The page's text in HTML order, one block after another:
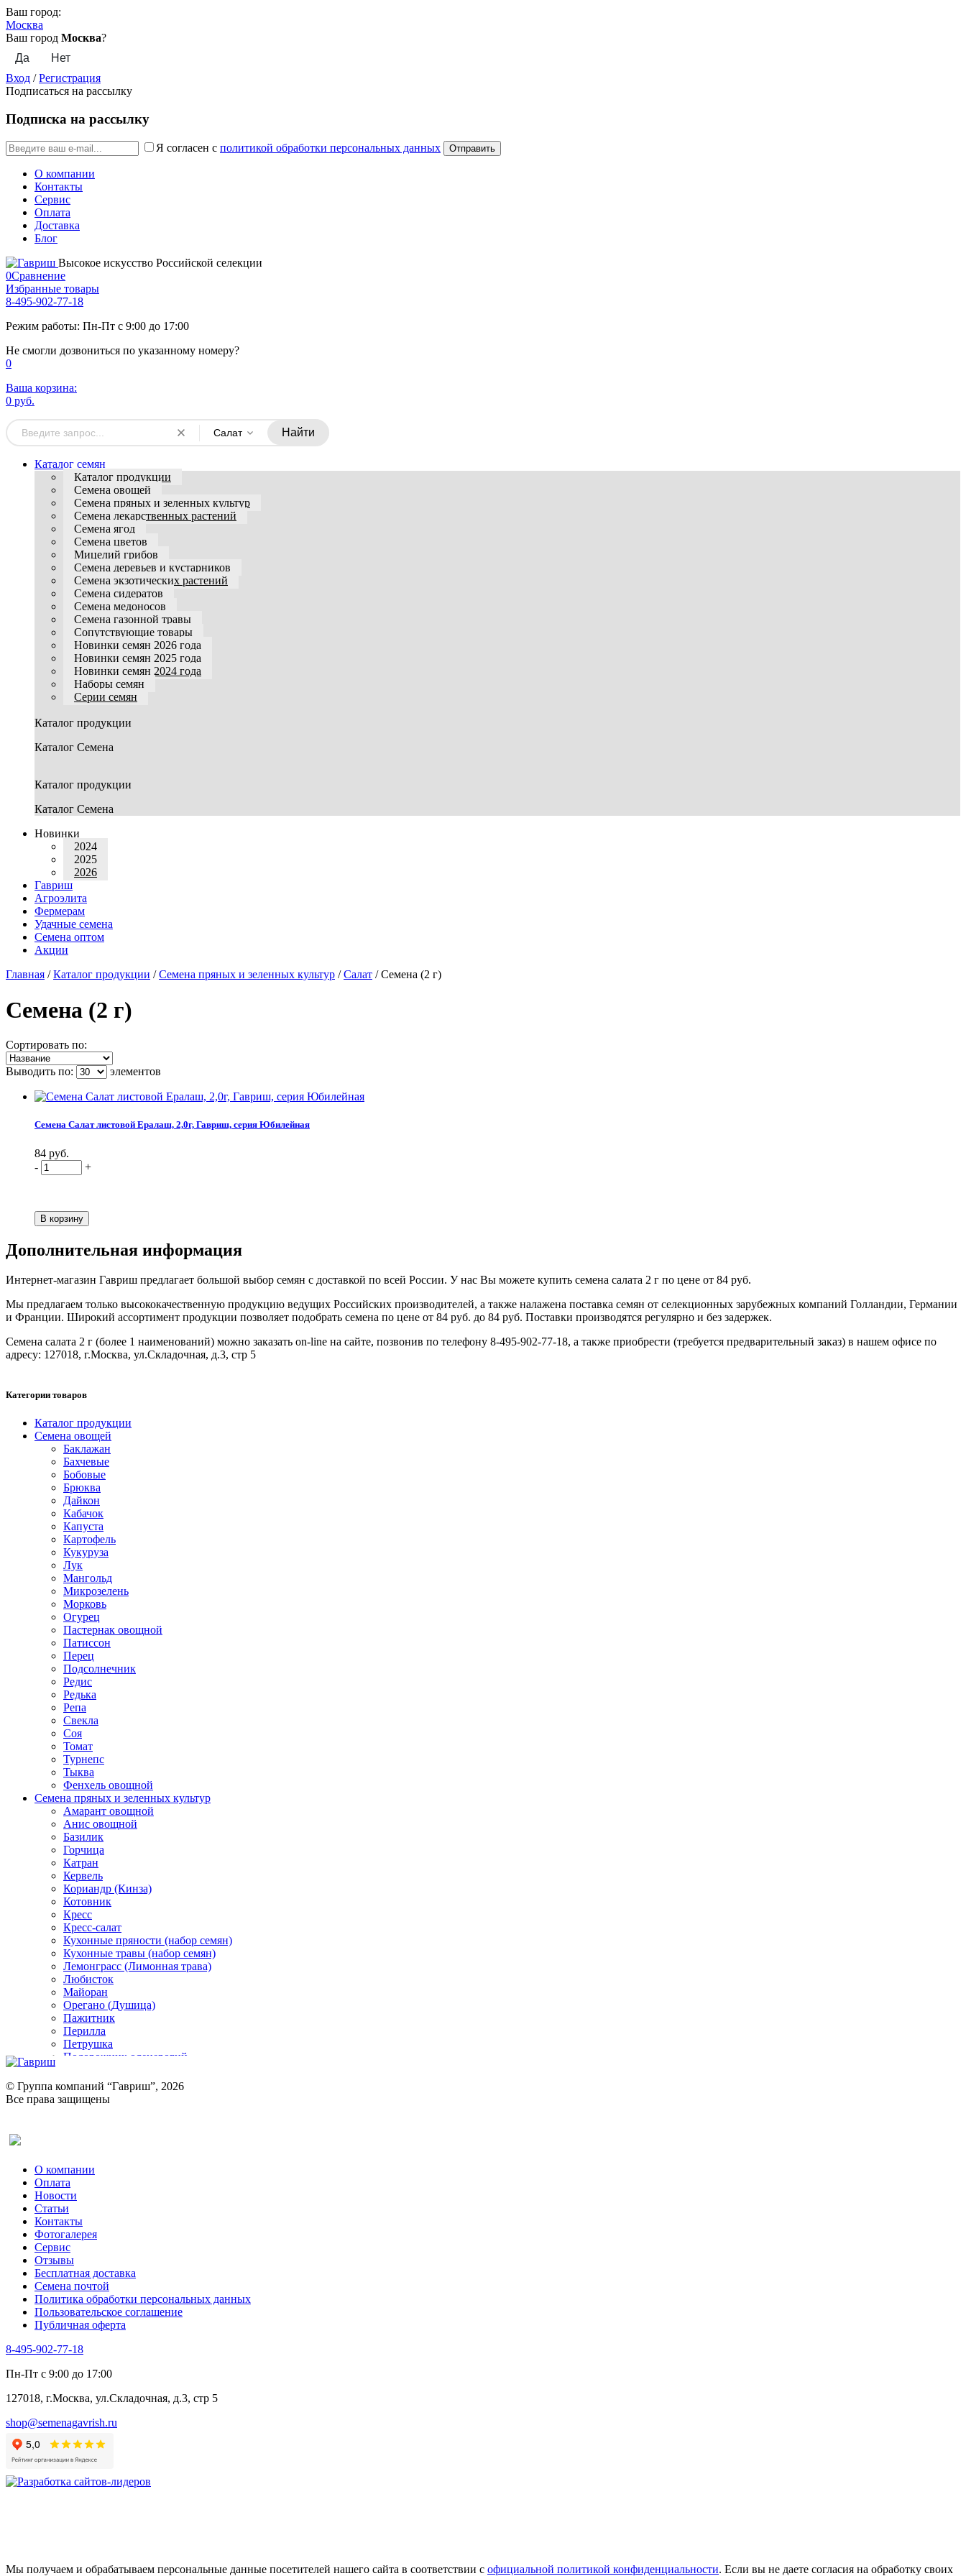
Ваш город:
Москва
Ваш город Москва?
Вход /Регистрация
Подписаться на рассылку
Подписка на рассылку
Я согласен с политикой обработки персональных данных
О компании
Контакты
Сервис
Оплата
Доставка
Блог
Высокое искусство Российской селекции
0Сравнение
Избранные товары
8-495-902-77-18
Режим работы: Пн-Пт с 9:00 до 17:00
Не смогли дозвониться по указанному номеру?
0
Ваша корзина:
0 руб.
Салат Найти
Каталог семян
Каталог продукции
Семена овощей
Семена пряных и зеленных культур
Семена лекарственных растений
Семена ягод
Семена цветов
Мицелий грибов
Семена деревьев и кустарников
Семена экзотических растений
Семена сидератов
Семена медоносов
Семена газонной травы
Сопутствующие товары
Новинки семян 2026 года
Новинки семян 2025 года
Новинки семян 2024 года
Наборы семян
Серии семян
Каталог продукции
Каталог Семена
Каталог продукции
Каталог Семена
Новинки
2024
2025
2026
Гавриш
Агроэлита
Фермерам
Удачные семена
Семена оптом
Акции
Главная /Каталог продукции /Семена пряных и зеленных культур /Салат /Семена (2 г)
Семена (2 г)
Сортировать по:
Выводить по: элементов
Семена Салат листовой Ералаш, 2,0г, Гавриш, серия Юбилейная
84 руб.
-
+
Дополнительная информация
Интернет-магазин Гавриш предлагает большой выбор семян с доставкой по всей России. У нас Вы можете купить семена салата 2 г по цене от 84 руб.
Мы предлагаем только высококачественную продукцию ведущих Российских производителей, а также налажена поставка семян от селекционных зарубежных компаний Голландии, Германии
и Франции. Широкий ассортимент продукции позволяет подобрать семена по цене от 84 руб. до 84 руб. Поставки производятся регулярно и без задержек.
Семена салата 2 г (более 1 наименований) можно заказать on-line на сайте, позвонив по телефону 8-495-902-77-18, а также приобрести (требуется предварительный заказ) в нашем офисе по
адресу: 127018, г.Москва, ул.Складочная, д.3, стр 5
Категории товаров
Каталог продукции
Семена овощей
Баклажан
Бахчевые
Бобовые
Брюква
Дайкон
Кабачок
Капуста
Картофель
Кукуруза
Лук
Мангольд
Микрозелень
Морковь
Огурец
Пастернак овощной
Патиссон
Перец
Подсолнечник
Редис
Редька
Репа
Свекла
Соя
Томат
Турнепс
Тыква
Фенхель овощной
Семена пряных и зеленных культур
Амарант овощной
Анис овощной
Базилик
Горчица
Катран
Кервель
Кориандр (Кинза)
Котовник
Кресс
Кресс-салат
Кухонные пряности (набор семян)
Кухонные травы (набор семян)
Лемонграсс (Лимонная трава)
Любисток
Майоран
Орегано (Душица)
Пажитник
Перилла
Петрушка
Подорожник оленерогий
Ревень
Рукола
Рута
Тмин
Трава для чая
Туласи
Укроп
Фенхель пряный
Хризантема овощная
Цикорий пряный
Цикорий салатный (Витлуф)
Черемша
Шпинат
Щавель
Эндивий
Эстрагон
Алтей
Анис
Бессмертник
Валериана
Валерианелла
Гибискус лекарственный
Девясил
Душица
Змееголовник
© Группа компаний “Гавриш”, 2026
Все права защищены
О компании
Оплата
Новости
Статьи
Контакты
Фотогалерея​
Сервис
Отзывы
Бесплатная доставка
Семена почтой
Политика обработки персональных данных
Пользовательское соглашение
Публичная оферта
8-495-902-77-18
Пн-Пт с 9:00 до 17:00
127018, г.Москва, ул.Складочная, д.3, стр 5
shop@semenagavrish.ru
Мы получаем и обрабатываем персональные данные посетителей нашего сайта в соответствии с официальной политикой конфиденциальности. Если вы не даете согласия на обработку своих